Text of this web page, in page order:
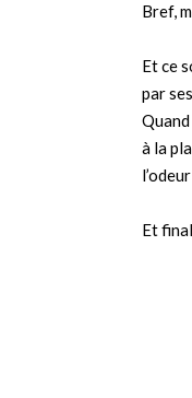
Bref,
Et ce
par
à la
Et